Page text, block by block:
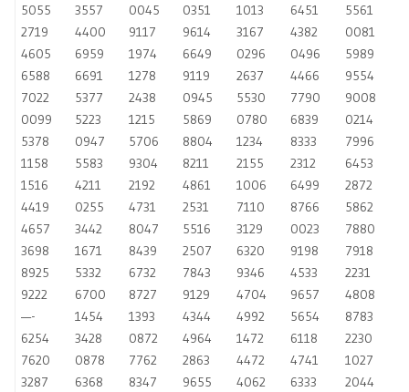
5055
3557 0045 0351 1013 6451
5561
2719
4400 9117 9614 3167 4382
0081
4605
6959 1974 6649 0296 0496
5989
6588
6691 1278 9119 2637 4466
9554
7022
5377 2438 0945 5530 7790
9008
0099
5223 1215 5869 0780 6839
0214
5378
0947 5706 8804 1234 8333
7996
1158
5583 9304 8211 2155 2312
6453
1516
4211 2192 4861 1006 6499
2872
4419
0255 4731 2531 7110 8766
5862
4657
3442 8047 5516 3129 0023
7880
3698
1671 8439 2507 6320 9198
7918
8925
5332 6732 7843 9346 4533
2231
9222
6700 8727 9129 4704 9657
4808
—-
1454 1393 4344 4992 5654
8783
6254
3428 0872 4964 1472 6118
2230
7620
0878 7762 2863 4472 4741
1027
3287
6368 8347 9655 4062 6333
2044